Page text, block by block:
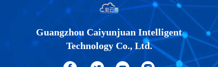
Guangzhou Caiyunjuan Intelligent
Technology Co., Ltd.